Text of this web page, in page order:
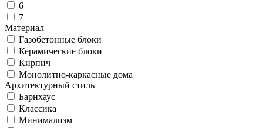
6
7
Материал
Газобетонные блоки
Керамические блоки
Кирпич
Монолитно-каркасные дома
Архитектурный стиль
Барнхаус
Классика
Минимализм